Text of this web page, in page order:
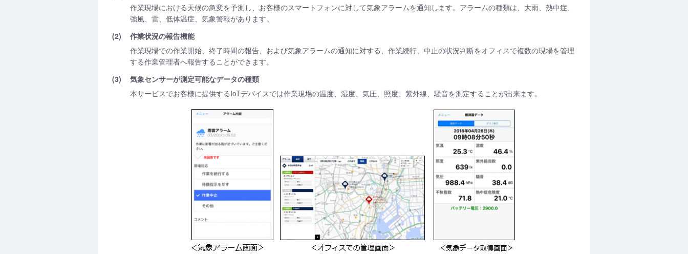
作業現場における天候の急変を予測し、お客様のスマートフォンに対して気象アラームを通知します。アラームの種類は、大雨、熱中症、
強風、雷、低体温症、気象警報があります。
(2)
作業状況の報告機能
作業現場での作業開始、終了時間の報告、および気象アラームの通知に対する、作業続行、中止の状況判断をオフィスで複数の現場を管理
する作業管理者へ報告することができます。
(3)
気象センサーが測定可能なデータの種類
本サービスでお客様に提供するIoTデバイスでは作業現場の温度、湿度、気圧、照度、紫外線、騒音を測定することが出来ます。